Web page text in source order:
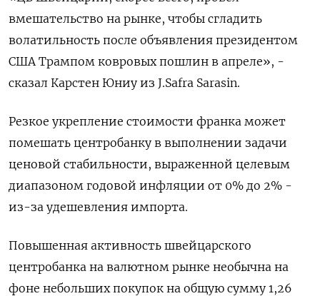
вмешательство на рынке, чтобы сгладить
волатильность после объявления президентом
США Трампом ковровых пошлин в апреле», -
сказал Карстен Юниу из J.Safra Sarasin.
Резкое укрепление стоимости франка может
помешать центробанку в выполнении задачи
ценовой стабильности, выраженной целевым
диапазоном годовой инфляции от 0% до 2% -
из-за удешевления импорта.
Повышенная активность швейцарского
центробанка на валютном рынке необычна на
фоне небольших покупок на общую сумму 1,26